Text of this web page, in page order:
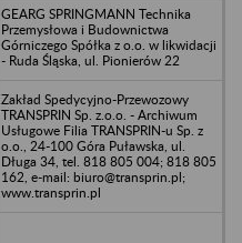
GEARG SPRINGMANN Technika
Przemysłowa i Budownictwa
Górniczego Spółka z o.o. w likwidacji
- Ruda Śląska, ul. Pionierów 22
Zakład Spedycyjno-Przewozowy
TRANSPRIN Sp. z.o.o. - Archiwum
Usługowe Filia TRANSPRIN-u Sp. z
o.o., 24-100 Góra Puławska, ul.
Długa 34, tel. 818 805 004; 818 805
162, e-mail: biuro@transprin.pl;
www.transprin.pl